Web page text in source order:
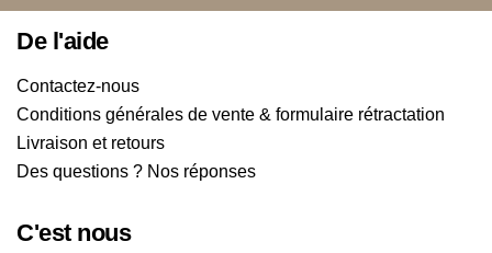
De l'aide
Contactez-nous
Conditions générales de vente & formulaire rétractation
Livraison et retours
Des questions ? Nos réponses
C'est nous